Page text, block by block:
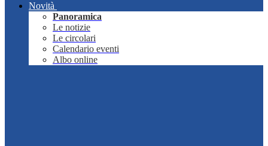
Novità
Panoramica
Le notizie
Le circolari
Calendario eventi
Albo online